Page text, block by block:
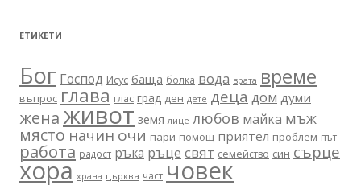
ЕТИКЕТИ
Бог Господ Исус баща болка вода врата време
въпрос глава глас град ден дете деца дом думи
женаживот земя лице любов майка мъж
място начин очи пари помощ приятел проблем път
работа радост ръка ръце свят семейство син сърце
хора храна църква част човек